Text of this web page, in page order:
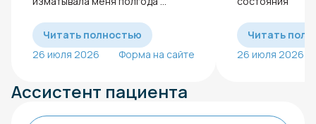
Читать полностью
26 июля 2026
Форма на сайте
Читать
26 июля 2026
Ассистент пациента